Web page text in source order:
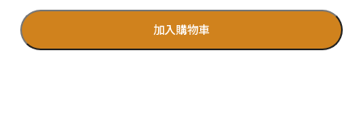
加入購物車